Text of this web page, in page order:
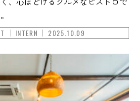
INTERN 2025.10.09